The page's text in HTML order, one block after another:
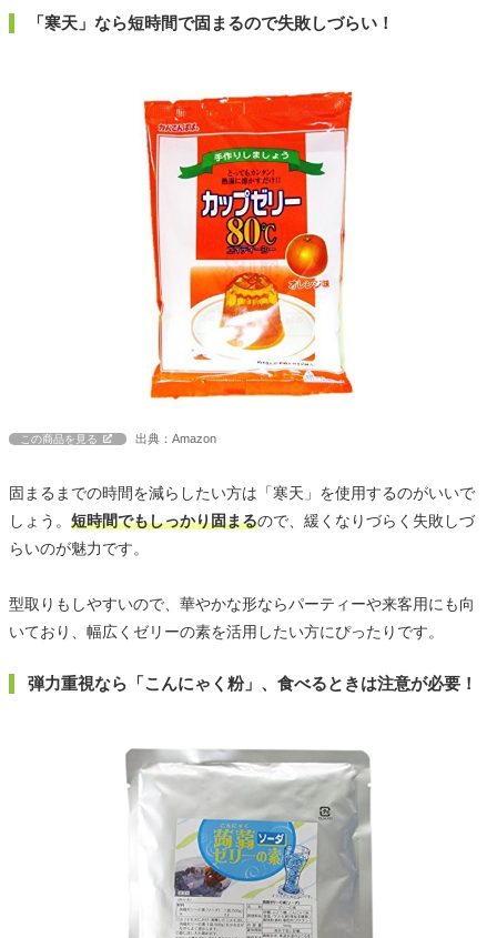
「寒天」なら短時間で固まるので失敗しづらい！
この商品を見る 出典：Amazon
固まるまでの時間を減らしたい方は「寒天」を使用するのがいいで
しょう。 短時間でもしっかり固まるので、緩くなりづらく失敗しづ
らいのが魅力です。
型取りもしやすいので、華やかな形ならパーティーや来客用にも向
いており、幅広くゼリーの素を活用したい方にぴったりです。
弾力重視なら「こんにゃく粉」、食べるときは注意が必要！